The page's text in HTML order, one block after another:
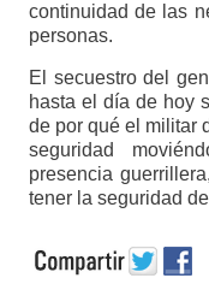
continuidad de las
personas.
El secuestro del
hasta el día de hoy
de por qué el militar
seguridad
presencia
tener la seguridad